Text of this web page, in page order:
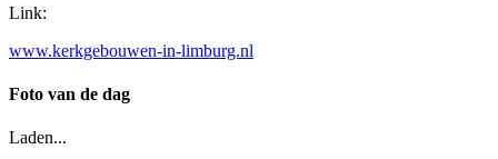
Link:
www.kerkgebouwen-in-limburg.nl
Foto van de dag
Laden...